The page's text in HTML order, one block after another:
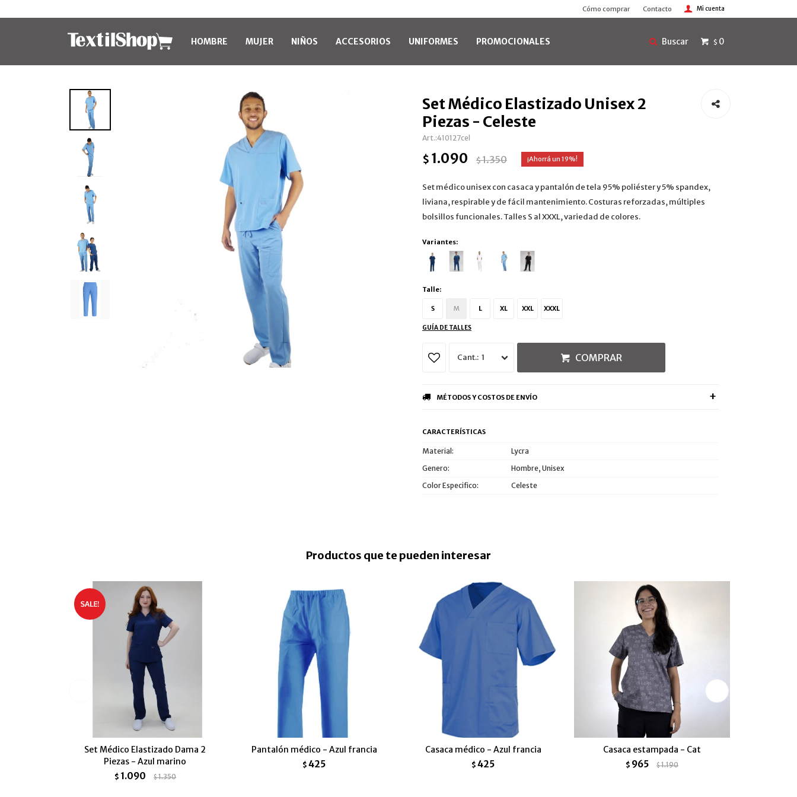
HOMBRE MUJER NIÑOS ACCESORIOS UNIFORMES PROMOCIONALES $ 0
Cómo comprar Contacto
Set Médico Elastizado Unisex 2
Piezas - Celeste
410127cel
$ 1.090 $1.350 19
Set médico unisex con casaca y pantalón de tela 95% poliéster y 5% spandex,
liviana, respirable y de fácil mantenimiento. Costuras reforzadas, múltiples
bolsillos funcionales. Talles S al XXXL, variedad de colores.
Variantes:
Talle:
S M L XL XXL XXXL
GUÍA DE TALLES
1 COMPRAR
MÉTODOS Y COSTOS DE ENVÍO
CARACTERÍSTICAS
Material
Lycra
Genero
Hombre, Unisex
Color Especifico
Celeste
Productos que te pueden interesar
Set Médico Elastizado Dama 2
Piezas - Azul marino
$ 1.090 $1.350
Pantalón médico - Azul francia
$ 425
Casaca médico - Azul francia
$ 425
Casaca estampada - Cat
$ 965 $1.190